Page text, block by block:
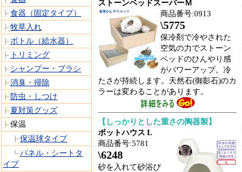
食器（固定タイプ）
牧草入れ
ボトル（給水器）
トリミング
シャンプー・ブラシ
消臭・掃除
防虫・しつけ
夏対策グッズ
保温
保温球タイプ
パネル・シートタ
イプ
ストーンベッドスーパーＭ
商品番号:0913
\5775
保冷剤で冷やされた
空気の力でストーン
ベッドのひんやり感
がパワーアップ。冷
たさが持続します。天然石(御影石)のカ
ラーは変わることがあります。
【しっかりとした重さの陶器製】
ポットハウス L
商品番号:5781
\6248
砂を入れて砂浴び